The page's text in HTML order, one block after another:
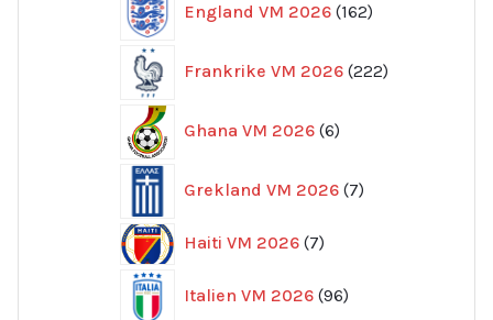
England VM 2026 162
produkter
Frankrike VM 2026 222
produkter
Ghana VM 2026 6
produkter
Grekland VM 2026 7
produkter
Haiti VM 2026 77
Italien VM 2026 96
produkter